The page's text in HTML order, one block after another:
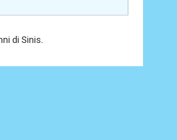
di Sinis.